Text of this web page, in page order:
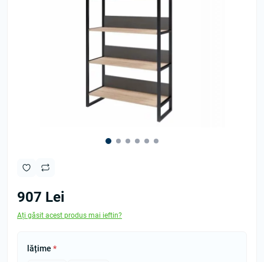
907 Lei
Ați găsit acest produs mai ieftin?
lățime *